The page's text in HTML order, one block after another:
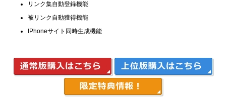
リンク集自動登録機能
被リンク自動獲得機能
IPhoneサイト同時生成機能